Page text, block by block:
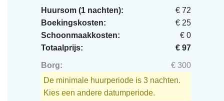
Huursom (1 nachten):
€ 72
Boekingskosten:
€ 25
Schoonmaakkosten:
€ 0
Totaalprijs:
€ 97
Borg:
€ 300
De minimale huurperiode is 3 nachten.
Kies een andere datumperiode.